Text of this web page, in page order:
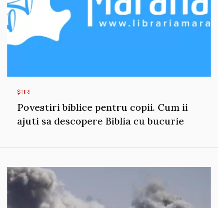
ȘTIRI
Povestiri biblice pentru copii. Cum ii
ajuti sa descopere Biblia cu bucurie